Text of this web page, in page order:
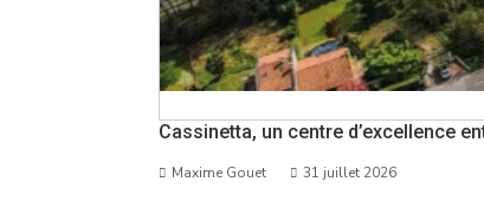
Cassinetta, un centre d’excellence
Maxime Gouet 31 juillet 2026